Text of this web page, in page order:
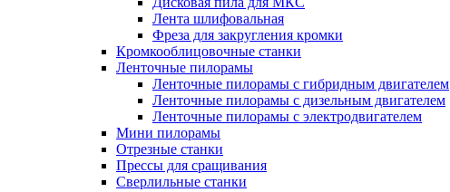
Лента шлифовальная
Фреза для закругления кромки
Кромкооблицовочные станки
Ленточные пилорамы
Ленточные пилорамы с гибридным двигателем
Ленточные пилорамы с дизельным двигателем
Ленточные пилорамы с электродвигателем
Мини пилорамы
Отрезные станки
Прессы для сращивания
Сверлильные станки